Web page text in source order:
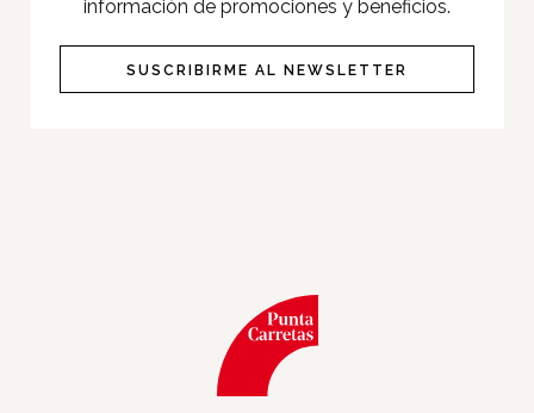
información de promociones y beneficios.
SUSCRIBIRME AL NEWSLETTER